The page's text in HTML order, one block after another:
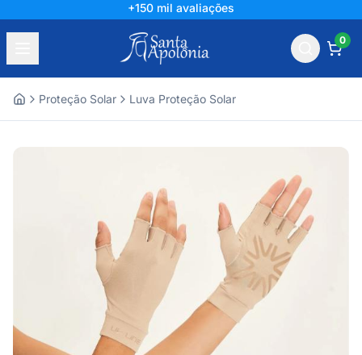
+150 mil avaliações
0
Proteção Solar Luva Proteção Solar